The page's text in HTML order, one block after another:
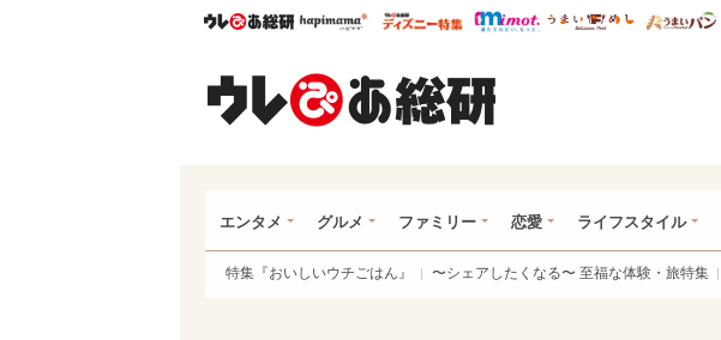
ウレぴあ総研ハピママ* ウレぴあ総研 ディズニー特集
mimot. うまいめし
エンタメ グルメ ファミリー 恋愛 ライフスタイル
特集『おいしいウチごはん』 〜シェアしたくなる〜 至福な体験・旅特集